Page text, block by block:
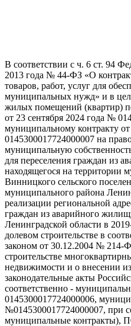
В соответствии с ч. 6 ст. 94
2013 года № 44-ФЗ «О
товаров, работ, услуг для
муниципальных нужд» и в
жилых помещений (квартир)
от 23 сентября 2024 года №
муниципальному контракту
0145300017724000007 на
муниципальную
для переселения граждан из
находящегося на территории
Винницкого сельского
муниципального района
реализации региональной
граждан из аварийного
Ленинградской области в
долевом строительстве в
законом от 30.12.2004 № 214-
строительстве
недвижимости и о внесении
законодательные акты
соответственно -
0145300017724000006,
№0145300017724000007, при
муниципальные